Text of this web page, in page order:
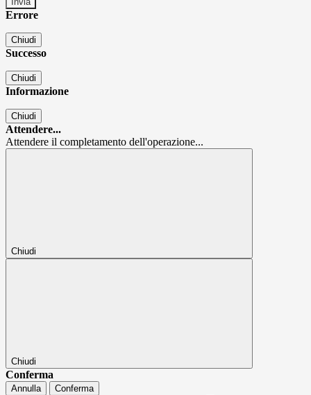
Errore
Chiudi
Successo
Chiudi
Informazione
Chiudi
Attendere...
Attendere il completamento dell'operazione...
Chiudi
Chiudi
Conferma
Annulla Conferma